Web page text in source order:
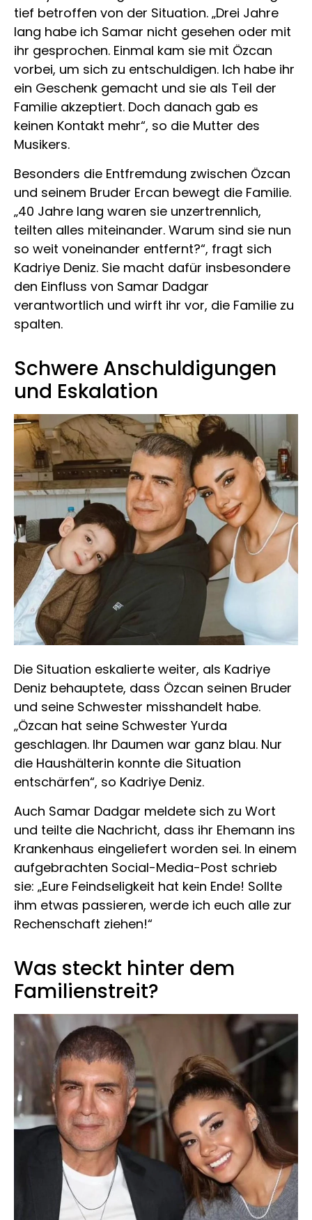
tief betroffen von der Situation. „Drei Jahre
lang habe ich Samar nicht gesehen oder mit
ihr gesprochen. Einmal kam sie mit Özcan
vorbei, um sich zu entschuldigen. Ich habe ihr
ein Geschenk gemacht und sie als Teil der
Familie akzeptiert. Doch danach gab es
keinen Kontakt mehr“, so die Mutter des
Musikers.
Besonders die Entfremdung zwischen Özcan
und seinem Bruder Ercan bewegt die Familie.
„40 Jahre lang waren sie unzertrennlich,
teilten alles miteinander. Warum sind sie nun
so weit voneinander entfernt?“, fragt sich
Kadriye Deniz. Sie macht dafür insbesondere
den Einfluss von Samar Dadgar
verantwortlich und wirft ihr vor, die Familie zu
spalten.
Schwere Anschuldigungen
und Eskalation
Die Situation eskalierte weiter, als Kadriye
Deniz behauptete, dass Özcan seinen Bruder
und seine Schwester misshandelt habe.
„Özcan hat seine Schwester Yurda
geschlagen. Ihr Daumen war ganz blau. Nur
die Haushälterin konnte die Situation
entschärfen“, so Kadriye Deniz.
Auch Samar Dadgar meldete sich zu Wort
und teilte die Nachricht, dass ihr Ehemann ins
Krankenhaus eingeliefert worden sei. In einem
aufgebrachten Social-Media-Post schrieb
sie: „Eure Feindseligkeit hat kein Ende! Sollte
ihm etwas passieren, werde ich euch alle zur
Rechenschaft ziehen!“
Was steckt hinter dem
Familienstreit?